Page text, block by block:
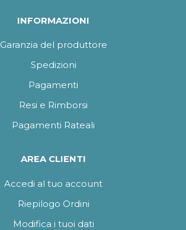
INFORMAZIONI
Garanzia del produttore
Spedizioni
Pagamenti
Resi e Rimborsi
Pagamenti Rateali
AREA CLIENTI
Accedi al tuo account
Riepilogo Ordini
Modifica i tuoi dati